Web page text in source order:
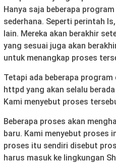
Hanya saja beberapa
sederhana. Seperti perintah
lain. Mereka akan berakhir
yang sesuai juga akan
untuk menangkap proses
Tetapi ada beberapa
httpd yang akan selalu
Kami menyebut proses
Beberapa proses akan
baru. Kami menyebut proses
proses itu sendiri disebut
harus masuk ke lingkungan